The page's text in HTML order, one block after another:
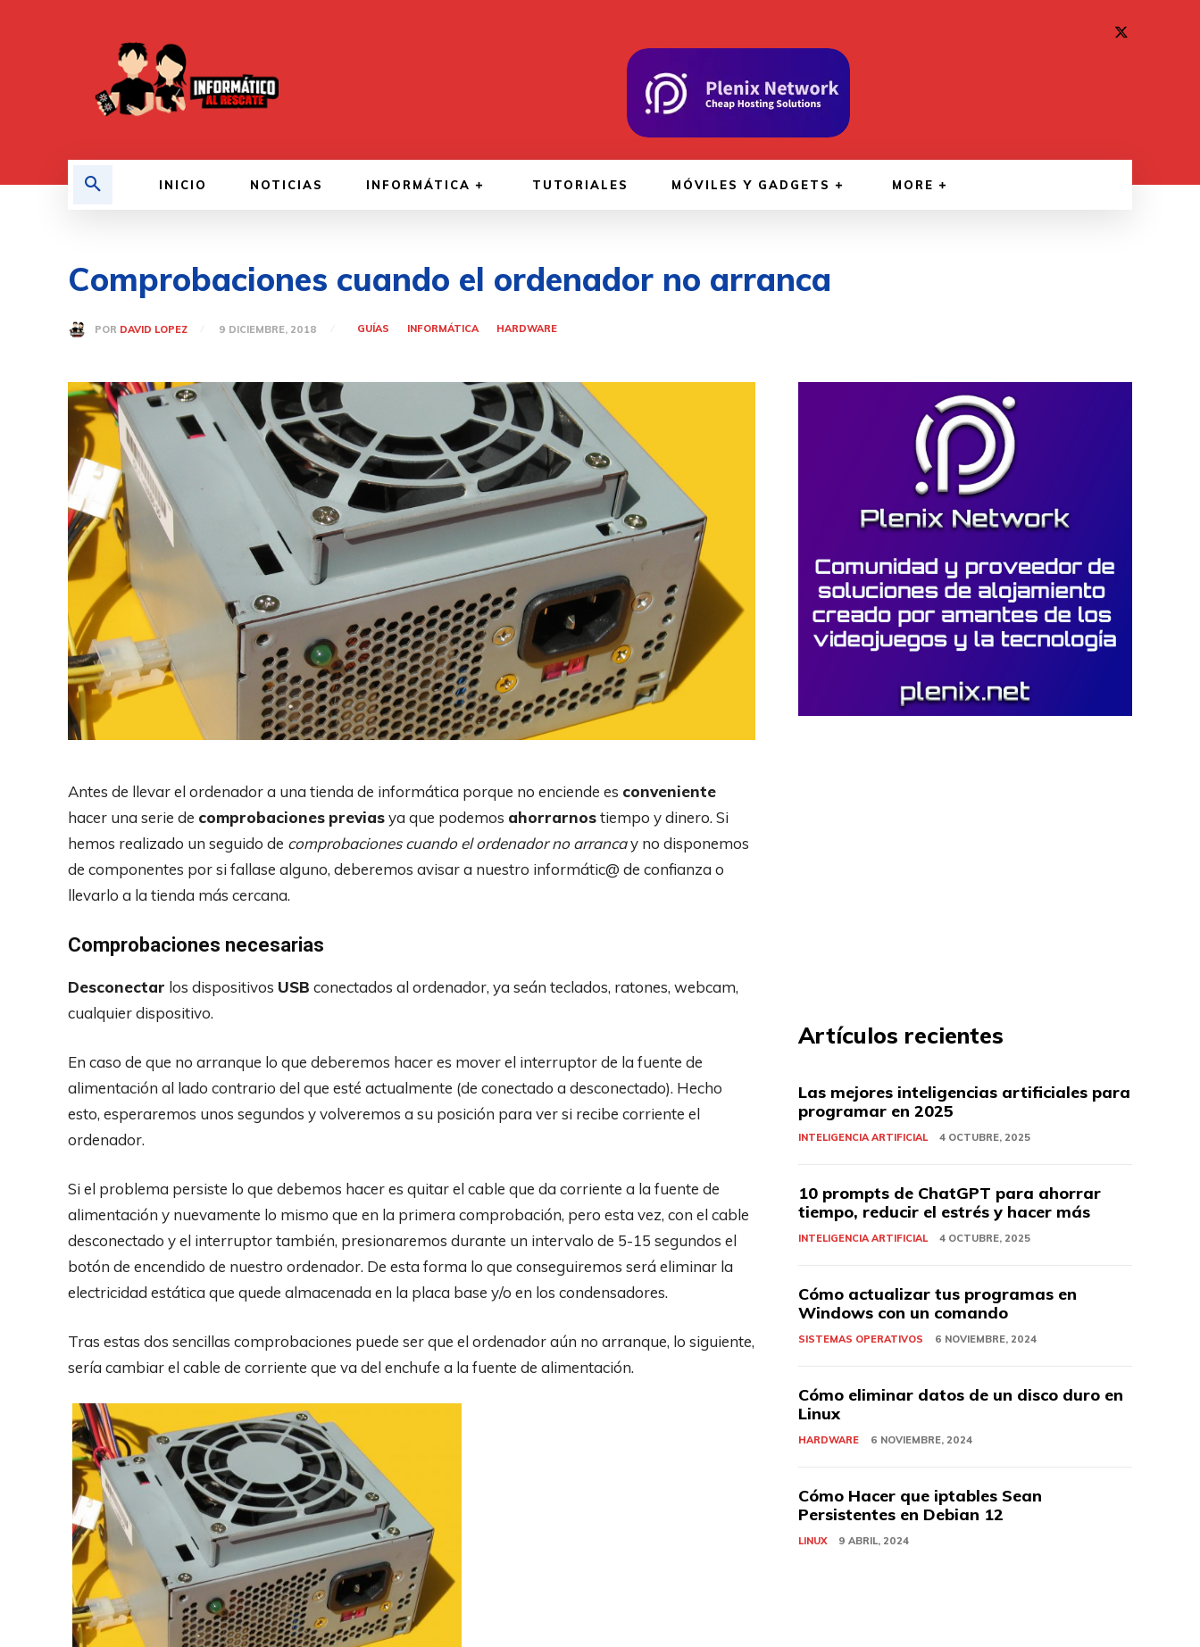
INICIO NOTICIAS INFORMÁTICA TUTORIALES MÓVILES Y GADGETS MORE
Comprobaciones cuando el ordenador no arranca
POR DAVID LOPEZ 9 DICIEMBRE, 2018 GUÍAS INFORMÁTICA HARDWARE
Antes de llevar el ordenador a una tienda de informática porque no enciende es conveniente
hacer una serie de comprobaciones previasya que podemos ahorrarnostiempo y dinero. Si
hemos realizado un seguido de comprobaciones cuando el ordenador no arrancay no disponemos
de componentes por si fallase alguno, deberemos avisar a nuestro informátic@ de confianza o
llevarlo a la tienda más cercana.
Comprobaciones necesarias
Desconectar los dispositivos USB conectados al ordenador, ya seán teclados, ratones, webcam,
cualquier dispositivo.
En caso de que no arranque lo que deberemos hacer es mover el interruptor de la fuente de
alimentación al lado contrario del que esté actualmente (de conectado a desconectado). Hecho
esto, esperaremos unos segundos y volveremos a su posición para ver si recibe corriente el
ordenador.
Si el problema persiste lo que debemos hacer es quitar el cable que da corriente a la fuente de
alimentación y nuevamente lo mismo que en la primera comprobación, pero esta vez, con el cable
desconectado y el interruptor también, presionaremos durante un intervalo de 5-15 segundos el
botón de encendido de nuestro ordenador. De esta forma lo que conseguiremos será eliminar la
electricidad estática que quede almacenada en la placa base y/o en los condensadores.
Tras estas dos sencillas comprobaciones puede ser que el ordenador aún no arranque, lo siguiente,
sería cambiar el cable de corriente que va del enchufe a la fuente de alimentación.
Artículos recientes
Las mejores inteligencias artificiales para
programar en 2025
INTELIGENCIA ARTIFICIAL 4 OCTUBRE, 2025
10 prompts de ChatGPT para ahorrar
tiempo, reducir el estrés y hacer más
INTELIGENCIA ARTIFICIAL 4 OCTUBRE, 2025
Cómo actualizar tus programas en
Windows con un comando
SISTEMAS OPERATIVOS 6 NOVIEMBRE, 2024
Cómo eliminar datos de un disco duro en
Linux
HARDWARE 6 NOVIEMBRE, 2024
Cómo Hacer que iptables Sean
Persistentes en Debian 12
LINUX 9 ABRIL, 2024